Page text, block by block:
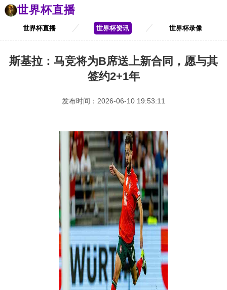
世界杯直播
世界杯直播 世界杯资讯 世界杯录像
斯基拉：马竞将为B席送上新合同，愿与其
签约2+1年
发布时间：2026-06-10 19:53:11